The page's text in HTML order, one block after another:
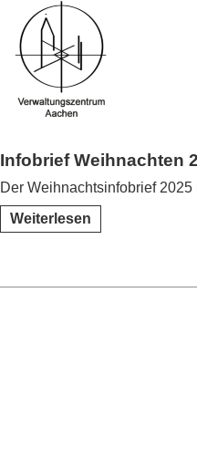
Infobrief Weihnachten
Der Weihnachtsinfobrief
Weiterlesen